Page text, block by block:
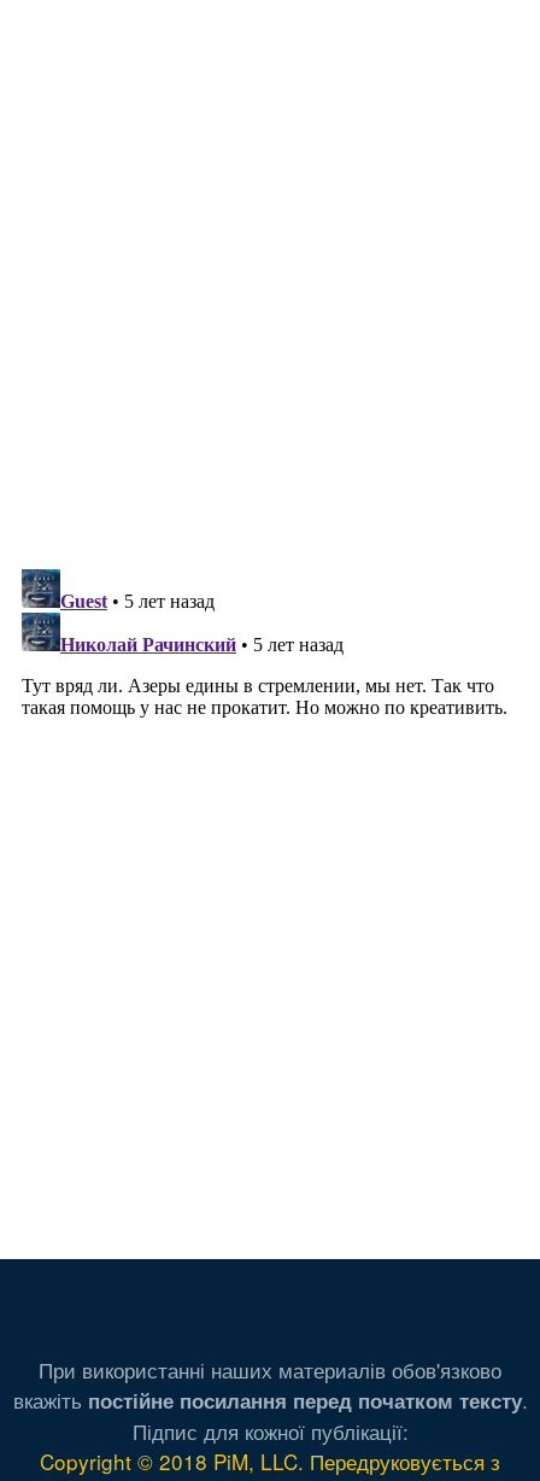
При використанні наших материалів обов'язково
вкажіть постійне посилання перед початком тексту.
Підпис для кожної публікації:
Copyright © 2018 PiM, LLC. Передруковується з